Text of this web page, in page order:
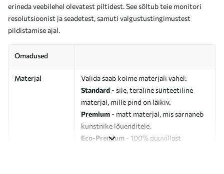
erineda veebilehel olevatest piltidest. See sõltub teie monitori
resolutsioonist ja seadetest, samuti valgustustingimustest
pildistamise ajal.
Omadused
Materjal
Valida saab kolme materjali vahel:
Standard - sile, teraline sünteetiline
materjal, mille pind on läikiv.
Premium - matt materjal, mis sarnaneb
kunstnike lõuenditele.
Eco-Premium - 100% puuvillast